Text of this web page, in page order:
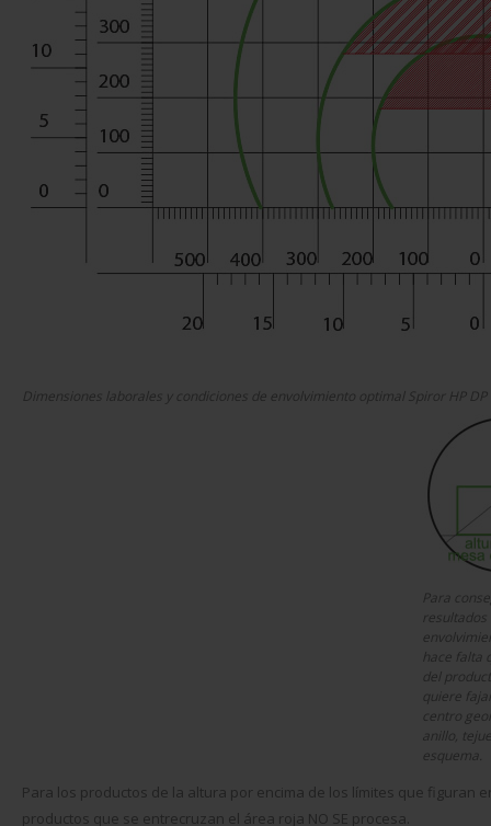
Dimensiones laborales y condiciones de envolvimiento optimal Spiror HP DP
Para
resultados
hace falta
del
quiere
centro
anillo,
esquema.
Para los productos de la altura por encima de los límites que figuran
productos que se entrecruzan el área roja NO SE procesa.